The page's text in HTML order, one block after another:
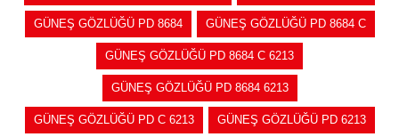
GÜNEŞ GÖZLÜĞÜ PD 8684 GÜNEŞ GÖZLÜĞÜ PD 8684 C
GÜNEŞ GÖZLÜĞÜ PD 8684 C 6213
GÜNEŞ GÖZLÜĞÜ PD 8684 6213
GÜNEŞ GÖZLÜĞÜ PD C 6213 GÜNEŞ GÖZLÜĞÜ PD 6213